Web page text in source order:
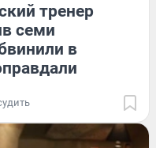
тренер
семи
в